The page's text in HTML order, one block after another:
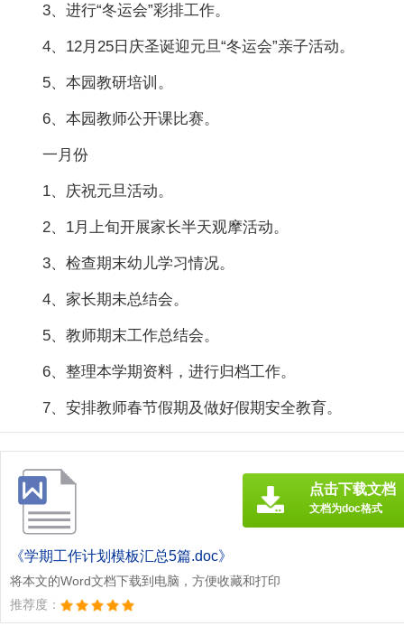
3、进行“冬运会”彩排工作。
4、12月25日庆圣诞迎元旦“冬运会”亲子活动。
5、本园教研培训。
6、本园教师公开课比赛。
一月份
1、庆祝元旦活动。
2、1月上旬开展家长半天观摩活动。
3、检查期末幼儿学习情况。
4、家长期未总结会。
5、教师期末工作总结会。
6、整理本学期资料，进行归档工作。
7、安排教师春节假期及做好假期安全教育。
《学期工作计划模板汇总5篇.doc》
将本文的Word文档下载到电脑，方便收藏和打印
推荐度：
点击下载文档
文档为doc格式